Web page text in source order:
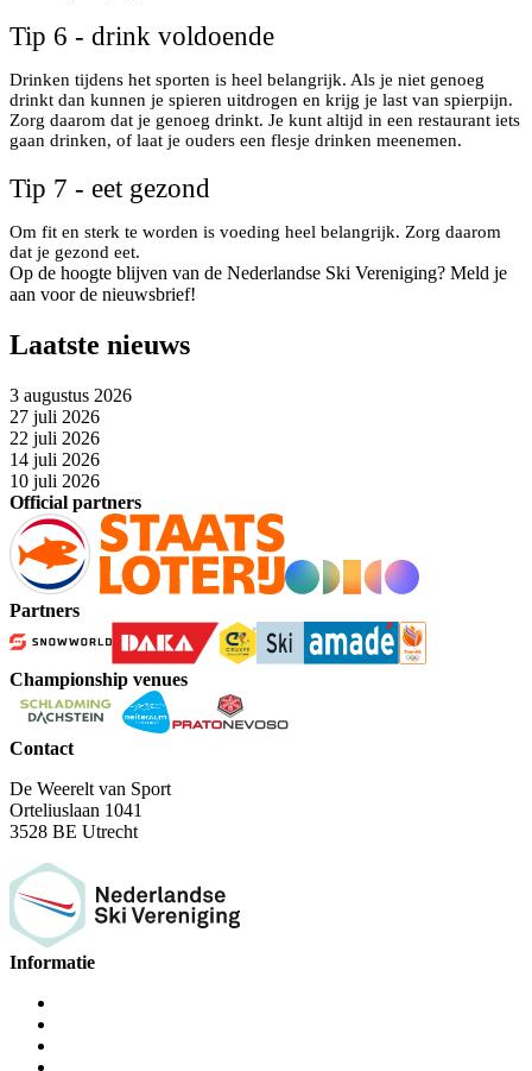
Tip 6 - drink voldoende
Drinken tijdens het sporten is heel belangrijk. Als je niet genoeg
drinkt dan kunnen je spieren uitdrogen en krijg je last van spierpijn.
Zorg daarom dat je genoeg drinkt. Je kunt altijd in een restaurant iets
gaan drinken, of laat je ouders een flesje drinken meenemen.
Tip 7 - eet gezond
Om fit en sterk te worden is voeding heel belangrijk. Zorg daarom
dat je gezond eet.
Op de hoogte blijven van de Nederlandse Ski Vereniging? Meld je
aan voor de nieuwsbrief!
Laatste nieuws
3 augustus 2026
27 juli 2026
22 juli 2026
14 juli 2026
10 juli 2026
Official partners
Partners
Championship venues
Contact
De Weerelt van Sport
Orteliuslaan 1041
3528 BE Utrecht
Informatie